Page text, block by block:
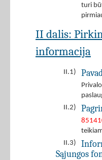
turi
II dalis:
informacija
II.1)
II.2)
II.3)
Sąjungos